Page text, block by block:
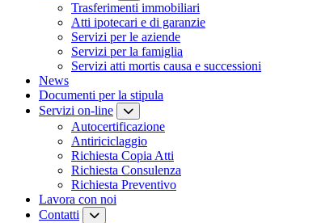
Trasferimenti immobiliari
Atti ipotecari e di garanzie
Servizi per le aziende
Servizi per la famiglia
Servizi atti mortis causa e successioni
News
Documenti per la stipula
Servizi on-line
Autocertificazione
Antiriciclaggio
Richiesta Copia Atti
Richiesta Consulenza
Richiesta Preventivo
Lavora con noi
Contatti